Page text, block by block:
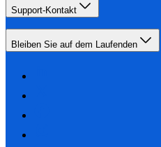
Support-Kontakt
Bleiben Sie auf dem Laufenden